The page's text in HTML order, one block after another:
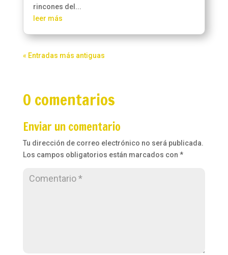
rincones del...
leer más
« Entradas más antiguas
0 comentarios
Enviar un comentario
Tu dirección de correo electrónico no será publicada.
Los campos obligatorios están marcados con *